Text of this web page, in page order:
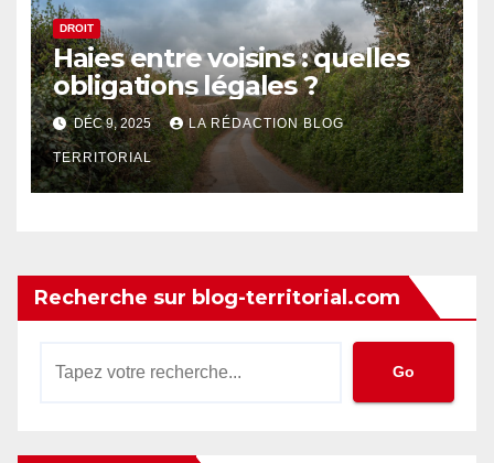
DROIT
Haies entre voisins : quelles
obligations légales ?
DÉC 9, 2025 LA RÉDACTION BLOG
TERRITORIAL
Recherche sur blog-territorial.com
Go